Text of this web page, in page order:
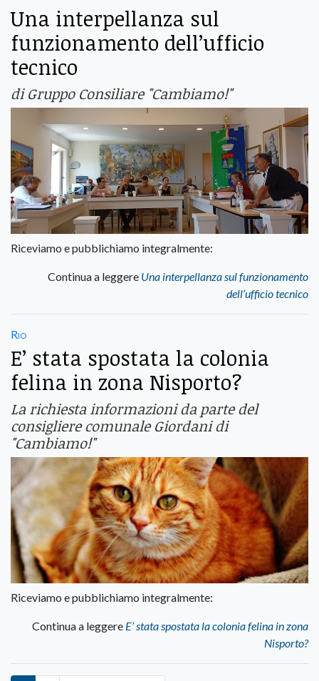
Una interpellanza sul
funzionamento dell’ufficio
tecnico
di Gruppo Consiliare "Cambiamo!"
Riceviamo e pubblichiamo integralmente:
Continua a leggere Una interpellanza sul funzionamento
dell’ufficio tecnico
Rio
E’ stata spostata la colonia
felina in zona Nisporto?
La richiesta informazioni da parte del
consigliere comunale Giordani di
"Cambiamo!"
Riceviamo e pubblichiamo integralmente:
Continua a leggere E’ stata spostata la colonia felina in zona
Nisporto?